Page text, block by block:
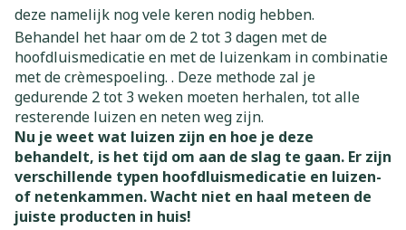
deze namelijk nog vele keren nodig hebben.
Behandel het haar om de 2 tot 3 dagen met de
hoofdluismedicatie en met de luizenkam in combinatie
met de crèmespoeling. . Deze methode zal je
gedurende 2 tot 3 weken moeten herhalen, tot alle
resterende luizen en neten weg zijn.
Nu je weet wat luizen zijn en hoe je deze
behandelt, is het tijd om aan de slag te gaan. Er zijn
verschillende typen hoofdluismedicatie en luizen-
of netenkammen. Wacht niet en haal meteen de
juiste producten in huis!